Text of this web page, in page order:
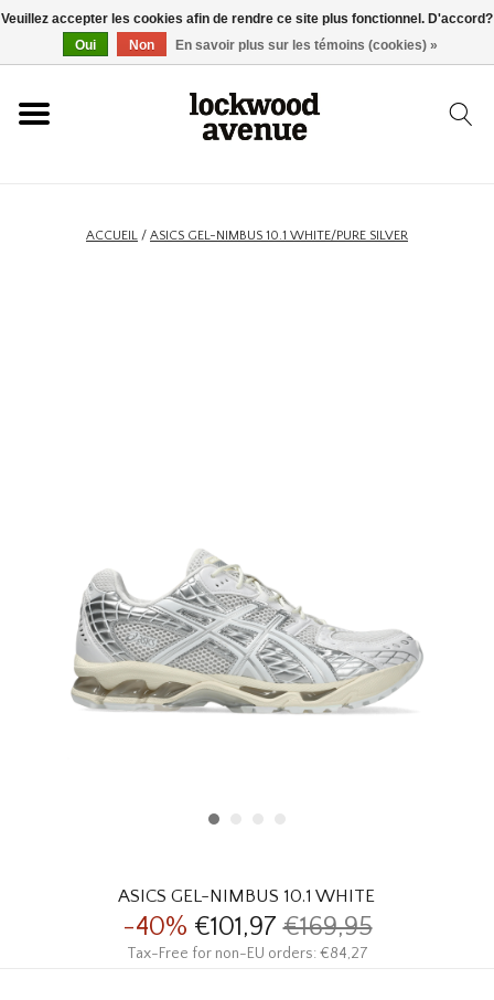
ACCUEIL
MARQUES
ACCUEIL / ASICS GEL-NIMBUS 10.1 WHITE/PURE SILVER
ASICS GEL-NIMBUS 10.1 WHITE
-40% €101,97€169,95
Tax-Free for non-EU orders: €84,27
Veuillez accepter les cookies afin de rendre ce site plus fonctionnel. D'accord?
Oui
Non En savoir plus sur les témoins (cookies) »